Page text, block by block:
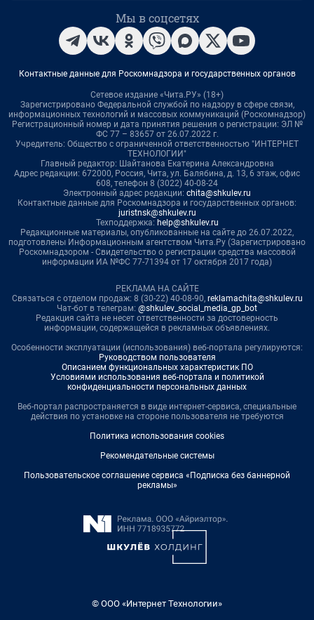
Мы в соцсетях
Контактные данные для Роскомнадзора и государственных органов
Сетевое издание «Чита.РУ» (18+)
Зарегистрировано Федеральной службой по надзору в сфере связи,
информационных технологий и массовых коммуникаций (Роскомнадзор)
Регистрационный номер и дата принятия решения о регистрации: ЭЛ №
ФС 77 – 83657 от 26.07.2022 г.
Учредитель: Общество с ограниченной ответственностью "ИНТЕРНЕТ
ТЕХНОЛОГИИ"
Главный редактор: Шайтанова Екатерина Александровна
Адрес редакции: 672000, Россия, Чита, ул. Балябина, д. 13, 6 этаж, офис
608, телефон 8 (3022) 40-08-24
Электронный адрес редакции: chita@shkulev.ru
Контактные данные для Роскомнадзора и государственных органов:
juristnsk@shkulev.ru
Техподдержка: help@shkulev.ru
Редакционные материалы, опубликованные на сайте до 26.07.2022,
подготовлены Информационным агентством Чита.Ру (Зарегистрировано
Роскомнадзором - Свидетельство о регистрации средства массовой
информации ИА №ФС 77-71394 от 17 октября 2017 года)
РЕКЛАМА НА САЙТЕ
Связаться с отделом продаж: 8 (30-22) 40-08-90, reklamachita@shkulev.ru
Чат-бот в телеграм: @shkulev_social_media_gp_bot
Редакция сайта не несет ответственности за достоверность
информации, содержащейся в рекламных объявлениях.
Особенности эксплуатации (использования) веб-портала регулируются:
Руководством пользователя
Описанием функциональных характеристик ПО
Условиями использования веб-портала и политикой
конфиденциальности персональных данных
Веб-портал распространяется в виде интернет-сервиса, специальные
действия по установке на стороне пользователя не требуются
Политика использования cookies
Рекомендательные системы
Пользовательское соглашение сервиса «Подписка без баннерной
рекламы»
© ООО «Интернет Технологии»